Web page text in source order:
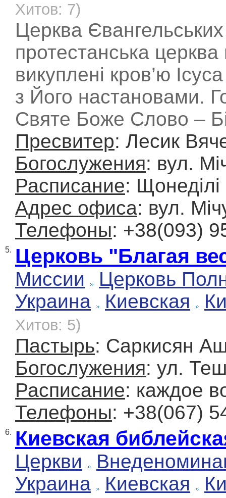
Хитов: 7)
Церква
протестанська
викуплені кров’ю
з Його настановами.
Святе Боже Слово –
Пресвитер: Лесик
Богослужения: вул.
Расписание:
Адрес офиса: вул.
Телефоны: +38(093)
5. Церковь "Благая
Миссии
Церковь
Украина
Киевская
Хитов: 5)
Пастырь: Саркисян
Богослужения: ул.
Расписание: каждое
Телефоны: +38(067)
6. Киевская
Церкви
Украина
Киевская